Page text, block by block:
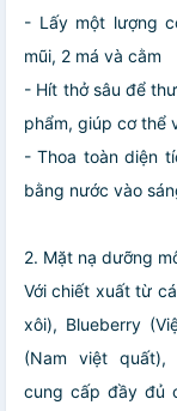
- Lấy một lượng
mũi, 2 má và cằm
- Hít thở sâu để
phẩm, giúp cơ thể
- Thoa toàn diện
bằng nước vào
2. Mặt nạ dưỡng
Với chiết xuất từ
xôi), Blueberry
(Nam việt quất),
cung cấp đầy đủ